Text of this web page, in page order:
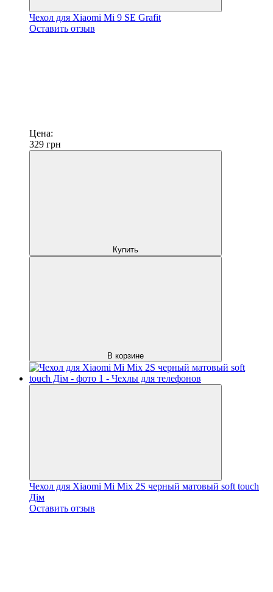
Чехол для Xiaomi Mi 9 SE Grafit
Оставить отзыв
Цена:
329 грн
Купить
В корзине
Чехол для Xiaomi Mi Mix 2S черный матовый soft touch
Дім
Оставить отзыв